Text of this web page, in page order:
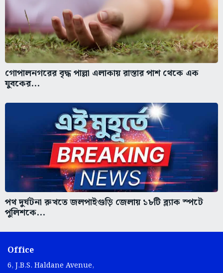
গোপালনগরের বৃদ্ধ পাল্লা এলাকায় রাস্তার পাশ থেকে এক
যুবকের...
পথ দুর্ঘটনা রুখতে জলপাইগুড়ি জেলায় ১৮টি ব্ল্যাক স্পটে
পুলিশকে...
Office
6, J.B.S. Haldane Avenue,